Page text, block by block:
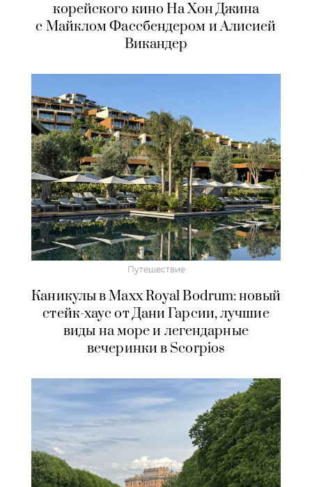
корейского кино На Хон Джина
с Майклом Фассбендером и Алисией
Викандер
Путешествие
Каникулы в Maxx Royal Bodrum: новый
стейк-хаус от Дани Гарсии, лучшие
виды на море и легендарные
вечеринки в Scorpios